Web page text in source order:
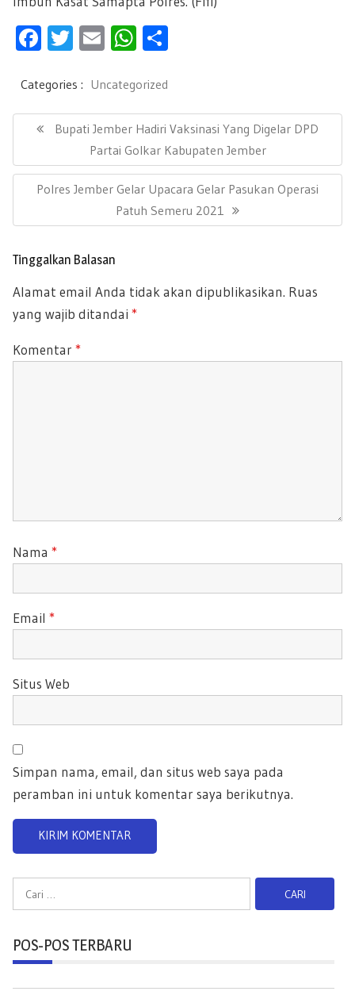
F
e
b
oo
k
T
tt
er
E
ail
W
at
s
A
p
p
e
Categories : Uncategorized
N
g
i
o
P
E
V
U
P
O
S
T
Bupati Jember Hadiri Vaksinasi Yang Digelar DPD
Partai Golkar Kabupaten Jember
N
X
O
S
:
Polres Jember Gelar Upacara Gelar Pasukan Operasi
Patuh Semeru 2021
Tinggalkan Balasan
Alamat email Anda tidak akan dipublikasikan. Ruas
yang wajib ditandai *
Komentar *
Nama *
Email *
Situs Web
Simpan nama, email, dan situs web saya pada
peramban ini untuk komentar saya berikutnya.
a
POS-POS TERBARU